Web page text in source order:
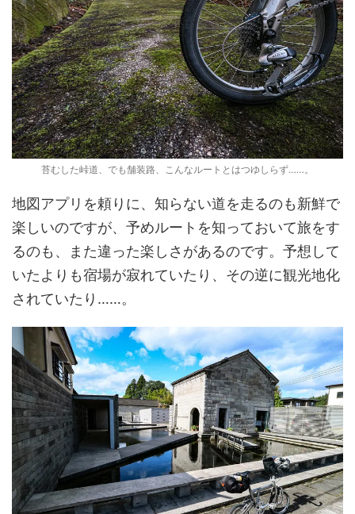
苔むした峠道、でも舗装路、こんなルートとはつゆしらず……。
地図アプリを頼りに、知らない道を走るのも新鮮で
楽しいのですが、予めルートを知っておいて旅をす
るのも、また違った楽しさがあるのです。予想して
いたよりも宿場が寂れていたり、その逆に観光地化
されていたり……。